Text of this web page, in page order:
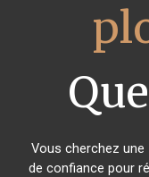
Vous cherchez une
de confiance pour